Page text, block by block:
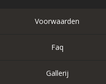
Voorwaarden
Faq
Gallerij